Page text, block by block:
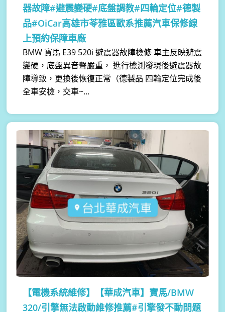
器故障#避震變硬#底盤調教#四輪定位#德製
品#OiCar高雄市苓雅區歐系推薦汽車保修線
上預約保障車廠
BMW 寶馬 E39 520i 避震器故障檢修 車主反映避震
變硬，底盤異音聲嚴重， 進行檢測發現後避震器故
障導致，更換後恢復正常（德製品 四輪定位完成後
全車安檢，交車~...
【電機系統維修】
【華成汽車】寶馬/BMW
320/引擎無法啟動維修推薦#引擎發不動問題